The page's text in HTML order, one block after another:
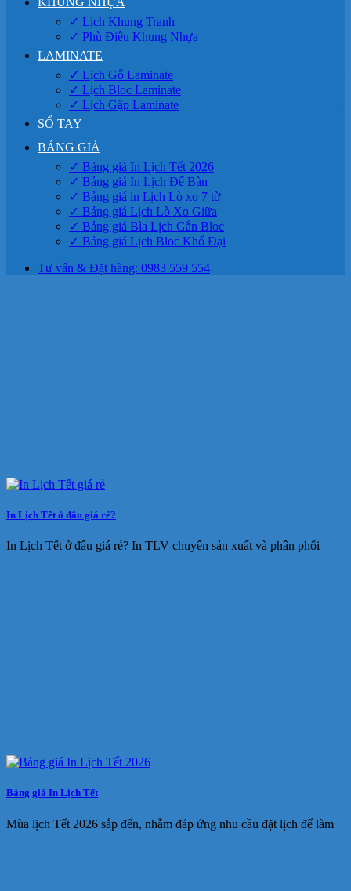
✓ Lịch Khung Tranh
✓ Phù Điêu Khung Nhựa
LAMINATE
✓ Lịch Gỗ Laminate
✓ Lịch Bloc Laminate
✓ Lịch Gập Laminate
SỔ TAY
BẢNG GIÁ
✓ Bảng giá In Lịch Tết 2026
✓ Bảng giá In Lịch Để Bàn
✓ Bảng giá in Lịch Lò xo 7 tờ
✓ Bảng giá Lịch Lò Xo Giữa
✓ Bảng giá Bìa Lịch Gắn Bloc
✓ Bảng giá Lịch Bloc Khổ Đại
Tư vấn & Đặt hàng: 0983 559 554
In Lịch Tết ở đâu giá rẻ?
In Lịch Tết ở đâu giá rẻ? In TLV chuyên sản xuất và phân phối
Bảng giá In Lịch Tết
Mùa lịch Tết 2026 sắp đến, nhằm đáp ứng nhu cầu đặt lịch để làm